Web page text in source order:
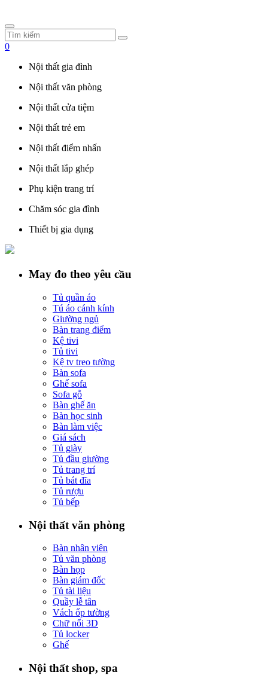
0
Nội thất gia đình
Nội thất văn phòng
Nội thất cửa tiệm
Nội thất trẻ em
Nội thất điểm nhấn
Nội thất lắp ghép
Phụ kiện trang trí
Chăm sóc gia đình
Thiết bị gia dụng
May đo theo yêu cầu
Tủ quần áo
Tú áo cánh kính
Giường ngủ
Bàn trang điểm
Kệ tivi
Tủ tivi
Kệ tv treo tường
Bàn sofa
Ghế sofa
Sofa gỗ
Bàn ghế ăn
Bàn học sinh
Bàn làm việc
Giá sách
Tủ giày
Tủ đầu giường
Tủ trang trí
Tủ bát đĩa
Tủ rượu
Tủ bếp
Nội thất văn phòng
Bàn nhân viên
Tủ văn phòng
Bàn họp
Bàn giám đốc
Tủ tài liệu
Quầy lễ tân
Vách ốp tường
Chữ nổi 3D
Tủ locker
Ghế
Nội thất shop, spa